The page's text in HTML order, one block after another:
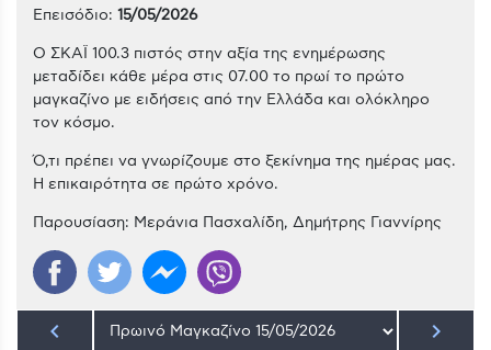
Επεισόδιο: 15/05/2026
Ο ΣΚΑΪ 100.3 πιστός στην αξία της ενημέρωσης
μεταδίδει κάθε μέρα στις 07.00 το πρωί το πρώτο
μαγκαζίνο με ειδήσεις από την Ελλάδα και ολόκληρο
τον κόσμο.
Ό,τι πρέπει να γνωρίζουμε στο ξεκίνημα της ημέρας μας.
Η επικαιρότητα σε πρώτο χρόνο.
Παρουσίαση: Μεράνια Πασχαλίδη, Δημήτρης Γιαννίρης
keyboard_arrow_left keyboard_arrow_right